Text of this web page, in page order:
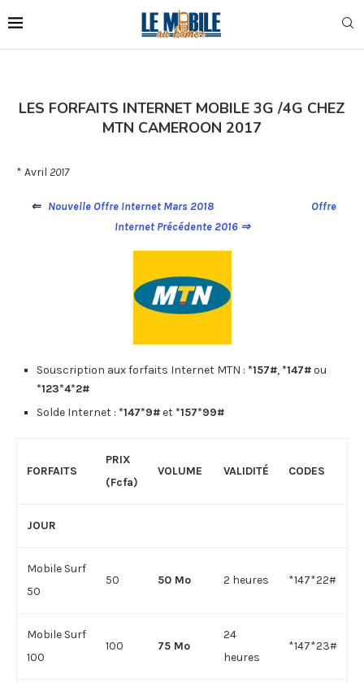
LES FORFAITS INTERNET MOBILE 3G /4G CHEZ
MTN CAMEROON 2017
* Avril 2017
⇐ Nouvelle Offre Internet Mars 2018
Offre
Internet Précédente 2016 ⇒
Souscription aux forfaits Internet MTN : *157#,*147#ou
*123*4*2#
Solde Internet : *147*9#et*157*99#
FORFAITS
PRIX
(Fcfa)
VOLUME VALIDITÉ CODES
JOUR
Mobile Surf
50
50 50 Mo 2 heures *147*22#
Mobile Surf
100
100 75 Mo
24
heures
*147*23#